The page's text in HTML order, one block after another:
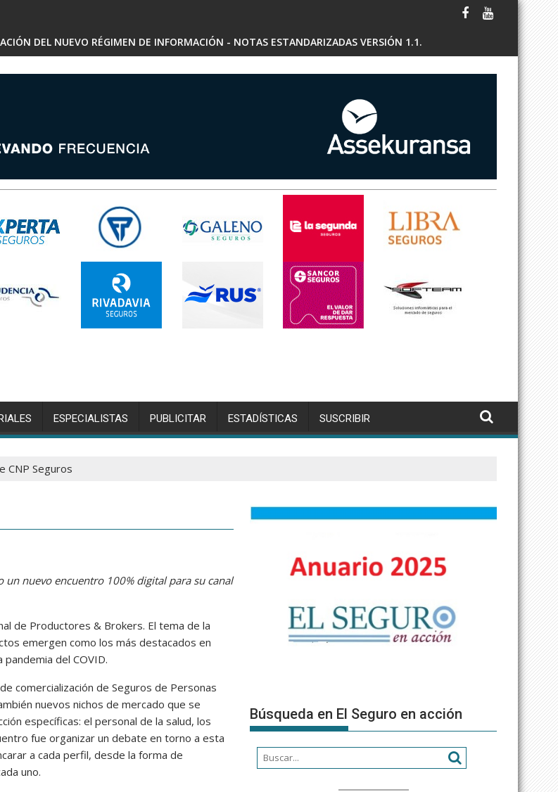
DEL NUEVO RÉGIMEN DE INFORMACIÓN - NOTAS ESTANDARIZADAS VERSIÓN 1.1.
SARRALDE - INSCRIPCIÓN RAE
ESPECIALISTAS PUBLICITAR ESTADÍSTICAS SUSCRIBIR
CNP Seguros
un nuevo encuentro 100% digital para su canal
de Productores & Brokers. El tema de la
emergen como los más destacados en
del COVID.
comercialización de Seguros de Personas
nuevos nichos de mercado que se
específicas: el personal de la salud, los
fue organizar un debate en torno a esta
a cada perfil, desde la forma de
uno.
Búsqueda en El Seguro en acción